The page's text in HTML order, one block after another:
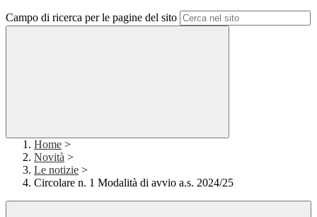
Campo di ricerca per le pagine del sito
Home >
Novità >
Le notizie >
Circolare n. 1 Modalità di avvio a.s. 2024/25